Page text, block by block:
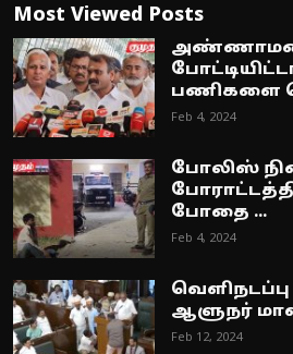
Most Viewed Posts
பணிகளை
Feb 4, 2024
போலிஸ்
போதை ...
Feb 4, 2024
ஆளுநர்
Feb 12, 2024